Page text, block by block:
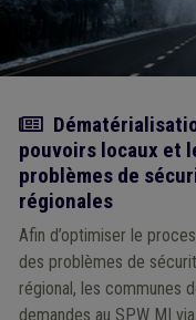
Actualité
pouvoirs locaux et
problèmes de
régionales
Afin d’optimiser le
des problèmes de
régional, les communes
demandes au SPW MI